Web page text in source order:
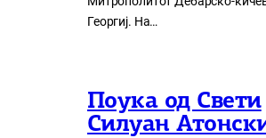
Георгиј. На…
Поука од Свети
Силуан